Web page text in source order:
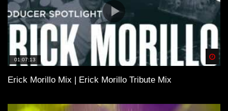
01:07:13
Erick Morillo Mix | Erick Morillo Tribute Mix